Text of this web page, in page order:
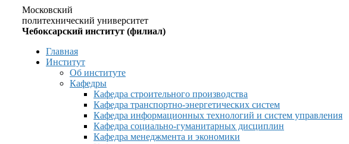
Московский
политехнический университет
Чебоксарский институт (филиал)
Главная
Институт
Об институте
Кафедры
Кафедра строительного производства
Кафедра транспортно-энергетических систем
Кафедра информационных технологий и систем управления
Кафедра социально-гуманитарных дисциплин
Кафедра менеджмента и экономики